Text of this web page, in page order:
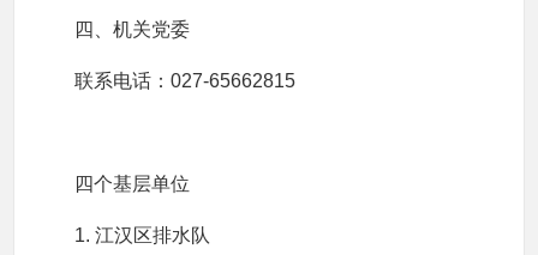
四、机关党委
联系电话：027-65662815
四个基层单位
1. 江汉区排水队